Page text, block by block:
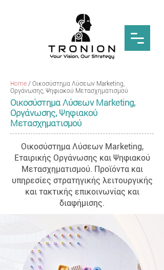
Home / Οικοσύστημα Λύσεων Marketing,
Οργάνωσης, Ψηφιακού Μετασχηματισμού
Οικοσύστημα Λύσεων Marketing,
Οργάνωσης, Ψηφιακού
Μετασχηματισμού
Οικοσύστημα Λύσεων Marketing,
Εταιρικής Οργάνωσης και Ψηφιακού
Μετασχηματισμού. Προϊόντα και
υπηρεσίες στρατηγικής λειτουργικής
και τακτικής επικοινωνίας και
διαφήμισης.